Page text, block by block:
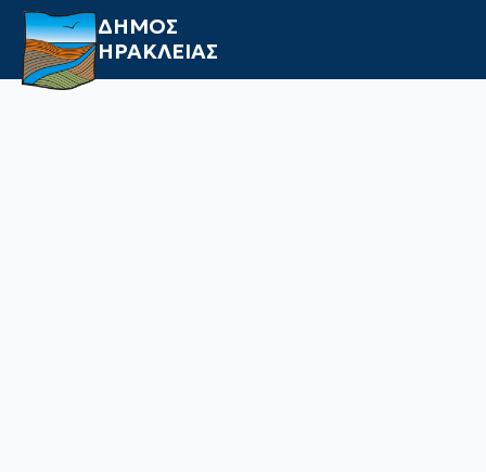
ΔΗΜΟΣ
ΗΡΑΚΛΕΙΑΣ